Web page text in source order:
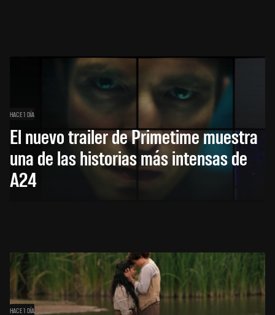
HACE 1 DÍA
El nuevo trailer de Primetime muestra
una de las historias más intensas de
A24
HACE 1 DÍA